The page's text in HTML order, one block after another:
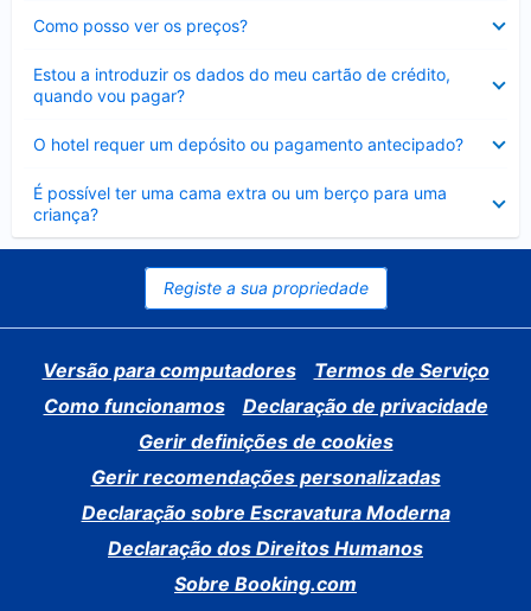
Como posso ver os preços?
fechado
Estou a introduzir os dados do meu cartão de crédito,
quando vou pagar?
fechado
O hotel requer um depósito ou pagamento antecipado?
fechado
É possível ter uma cama extra ou um berço para uma
criança?
Elemento
fechado
Registe a sua propriedade
Versão para computadores
Termos de Serviço
Como funcionamos
Declaração de privacidade
Gerir definições de cookies
Gerir recomendações personalizadas
Declaração sobre Escravatura Moderna
Declaração dos Direitos Humanos
Sobre Booking.com